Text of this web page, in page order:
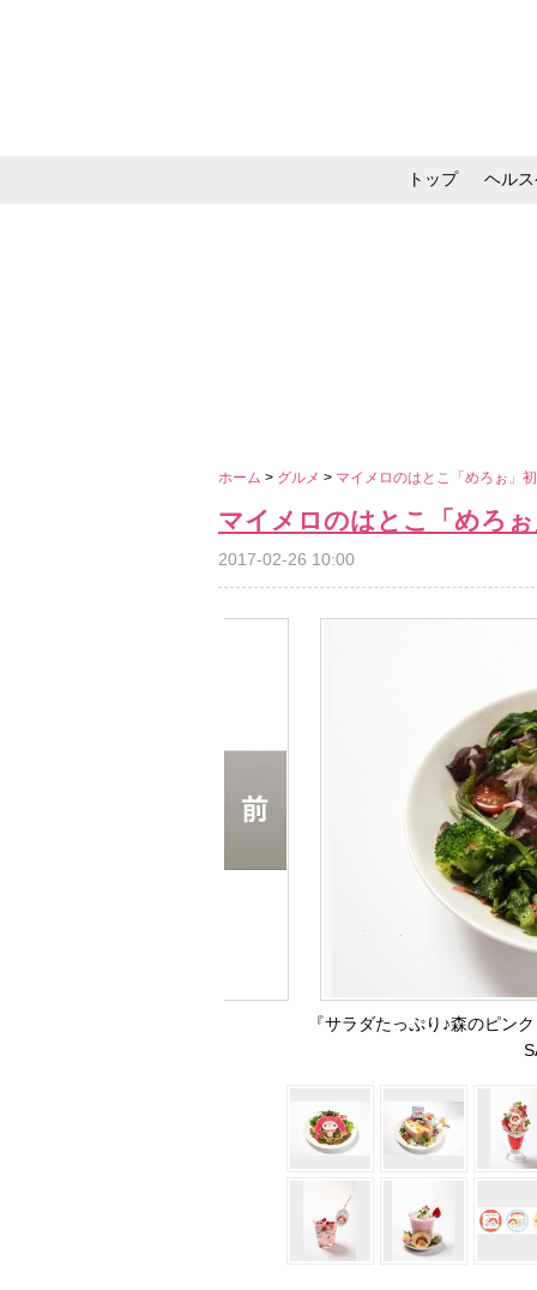
トップ ヘル
ホーム > グルメ > マイメロのはとこ「めろぉ」
マイメロのはとこ「めろ
2017-02-26 10:00
『サラダたっぷり♪森のピン